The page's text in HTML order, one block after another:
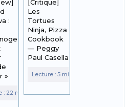
:
»
[Critique]
Les
Tortues
Ninja, Pizza
Cookbook
— Peggy
Paul Casella